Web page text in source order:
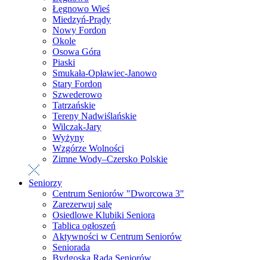
Łęgnowo Wieś
Miedzyń-Prądy
Nowy Fordon
Okole
Osowa Góra
Piaski
Smukała-Opławiec-Janowo
Stary Fordon
Szwederowo
Tatrzańskie
Tereny Nadwiślańskie
Wilczak-Jary
Wyżyny
Wzgórze Wolności
Zimne Wody–Czersko Polskie
Seniorzy
Centrum Seniorów "Dworcowa 3"
Zarezerwuj salę
Osiedlowe Klubiki Seniora
Tablica ogłoszeń
Aktywności w Centrum Seniorów
Seniorada
Bydgoska Rada Seniorów